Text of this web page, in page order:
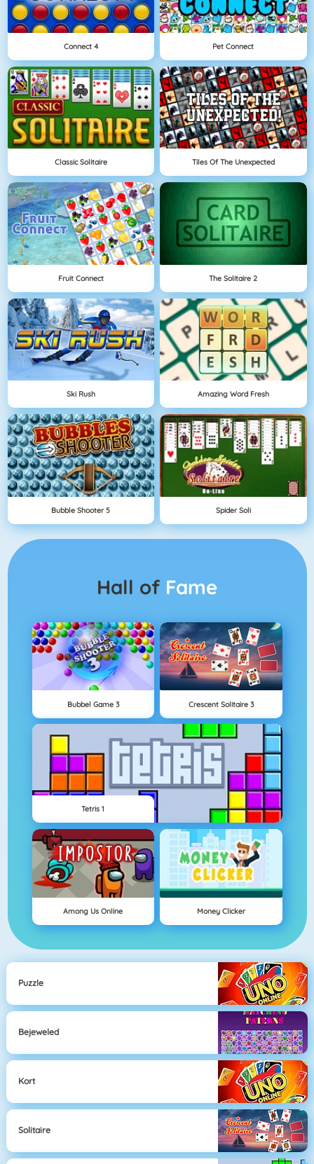
Connect 4 Pet Connect
Classic Solitaire Tiles Of The Unexpected
Fruit Connect The Solitaire 2
Ski Rush Amazing Word Fresh
Bubble Shooter 5 Spider Soli
Hall of Fame
Bubbel Game 3 Crescent Solitaire 3
Tetris 1
Among Us Online Money Clicker
Puzzle
Bejeweled
Kort
Solitaire